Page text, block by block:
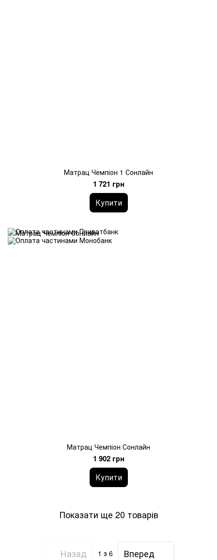
Матрац Чемпіон 1 Сонлайн
1 721 грн
Купити
Матрац Чемпіон Сонлайн
1 902 грн
Купити
Показати ще 20 товарів
Назад 1 з 6 Вперед